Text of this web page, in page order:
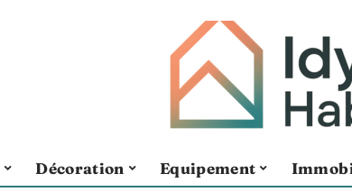
Décoration Equipement